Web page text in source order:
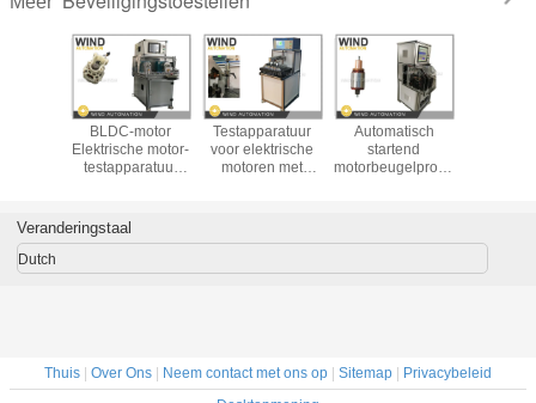
BLDC-motor
Elektrische motor-
testapparatuur
RPM-tester
Testapparatuur
voor elektrische
motoren met
Automatisch
startend
motorbeugelproefapparaat
Veranderingstaal
Dutch
Thuis | Over Ons | Neem contact met ons op | Sitemap | Privacybeleid